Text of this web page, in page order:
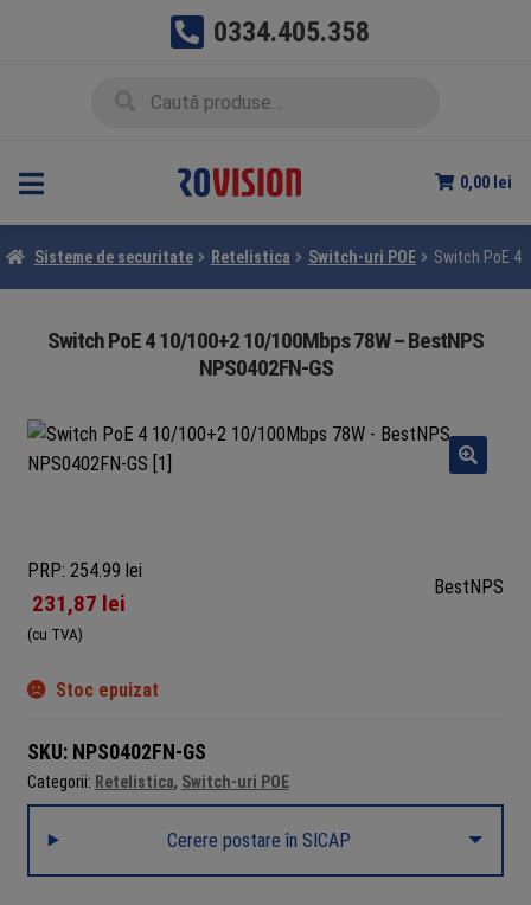
0334.405.358
0,00 lei
Sisteme de securitate Retelistica Switch-uri POE Switch PoE 4
Switch PoE 4 10/100+2 10/100Mbps 78W – BestNPS
NPS0402FN-GS
PRP: 254.99 lei
231,87 lei
(cu TVA)
BestNPS
Stoc epuizat
SKU: NPS0402FN-GS
Categorii: Retelistica, Switch-uri POE
Cerere postare în SICAP